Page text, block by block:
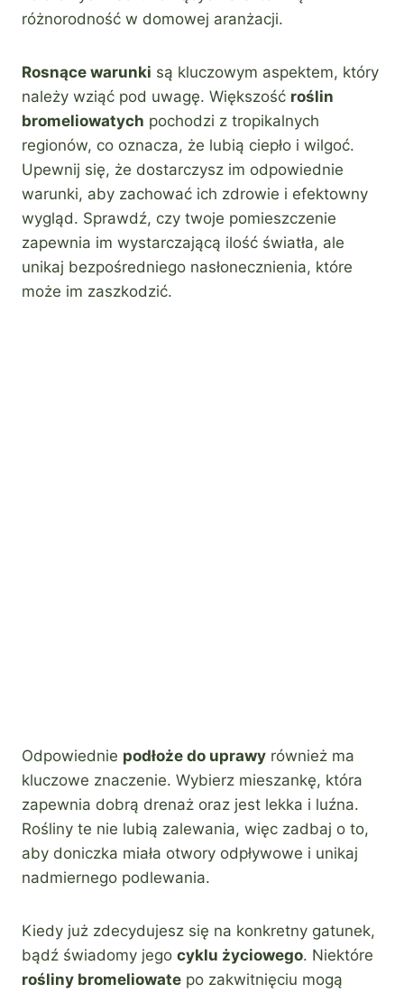
różnorodność w domowej aranżacji.
Rosnące warunki są kluczowym aspektem, który
należy wziąć pod uwagę. Większość roślin
bromeliowatych pochodzi z tropikalnych
regionów, co oznacza, że lubią ciepło i wilgoć.
Upewnij się, że dostarczysz im odpowiednie
warunki, aby zachować ich zdrowie i efektowny
wygląd. Sprawdź, czy twoje pomieszczenie
zapewnia im wystarczającą ilość światła, ale
unikaj bezpośredniego nasłonecznienia, które
może im zaszkodzić.
Odpowiednie podłoże do uprawy również ma
kluczowe znaczenie. Wybierz mieszankę, która
zapewnia dobrą drenaż oraz jest lekka i luźna.
Rośliny te nie lubią zalewania, więc zadbaj o to,
aby doniczka miała otwory odpływowe i unikaj
nadmiernego podlewania.
Kiedy już zdecydujesz się na konkretny gatunek,
bądź świadomy jego cyklu życiowego. Niektóre
rośliny bromeliowate po zakwitnięciu mogą